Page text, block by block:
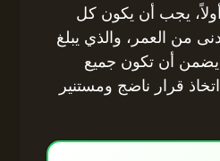
يجب أن يكون كل
من العمر، والذي يبلغ
يضمن أن تكون جميع
قرار ناضج ومستنير